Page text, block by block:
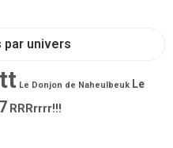
par univers
Le Donjon de Naheulbeuk Le
RRRrrrr!!!